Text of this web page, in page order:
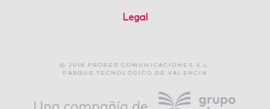
Legal
© 2018 PRORED COMUNICACIONES S.L.
PARQUE TECNOLÓGICO DE VALENCIA